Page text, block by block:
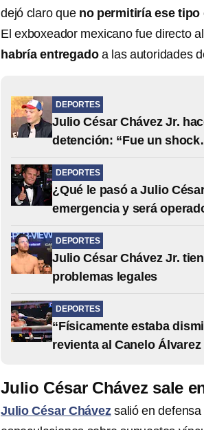
dejó claro que no permitiría ese
El exboxeador mexicano fue directo
habría entregadoa las autoridades
DEPORTES
Julio César Chávez Jr.
detención: “Fue un
DEPORTES
¿Qué le pasó a Julio
emergencia y será
DEPORTES
Julio César Chávez Jr.
problemas legales
DEPORTES
“Físicamente estaba
revienta al Canelo
Julio César Chávez sale
Julio César Chávezsalió en defensa